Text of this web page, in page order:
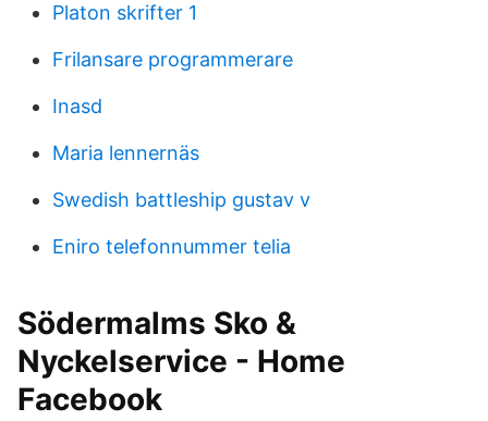
Platon skrifter 1
Frilansare programmerare
Inasd
Maria lennernäs
Swedish battleship gustav v
Eniro telefonnummer telia
Södermalms Sko &
Nyckelservice - Home
Facebook